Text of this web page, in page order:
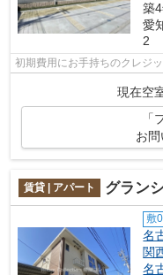
築
愛
2
初期費用にお手持ちのクレジ
現在空
「
お
賃貸 | アパート グラン
敷0
名
関
名